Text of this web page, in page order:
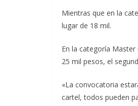
Mientras que en la
lugar de 18 mil.
En la categoría
25 mil pesos, el
«La convocatoria
cartel, todos pueden